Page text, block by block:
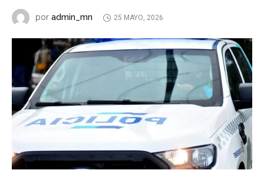
por admin_mn 25 MAYO, 2026